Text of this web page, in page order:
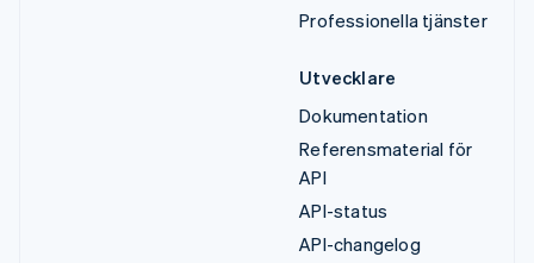
Professionella tjänster
Utvecklare
Dokumentation
Referensmaterial för
API
API-status
API-changelog